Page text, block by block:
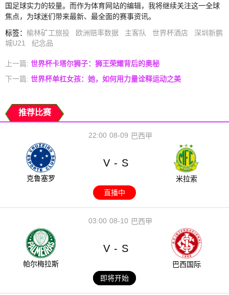
国足球实力的较量。而作为体育网站的编辑，我将继续关注这一全球
焦点，为球迷们带来最新、最全面的赛事资讯。
标签： 榆林矿工旅投 欧洲赔率数据 主客队 世界杯酒店
深圳新鹏
城U21
纪念品
上一篇: 世界杯卡塔尔狮子：狮王荣耀背后的奥秘
下一篇: 世界杯单杠女孩：她，如何用力量诠释运动之美
推荐比赛
08-09
22:00 巴西甲
克鲁塞罗
V - S
米拉索
直播中
08-10
03:00 巴西甲
帕尔梅拉斯
V - S
巴西国际
即将开始